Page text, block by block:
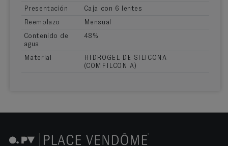
Presentación
Caja con 6 lentes
Reemplazo
Mensual
Contenido de
agua
48%
Material
HIDROGEL DE SILICONA
(COMFILCON A)